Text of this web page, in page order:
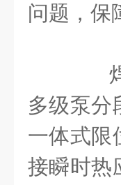
问题，保
焊
多级泵分
一体式限
接瞬时热